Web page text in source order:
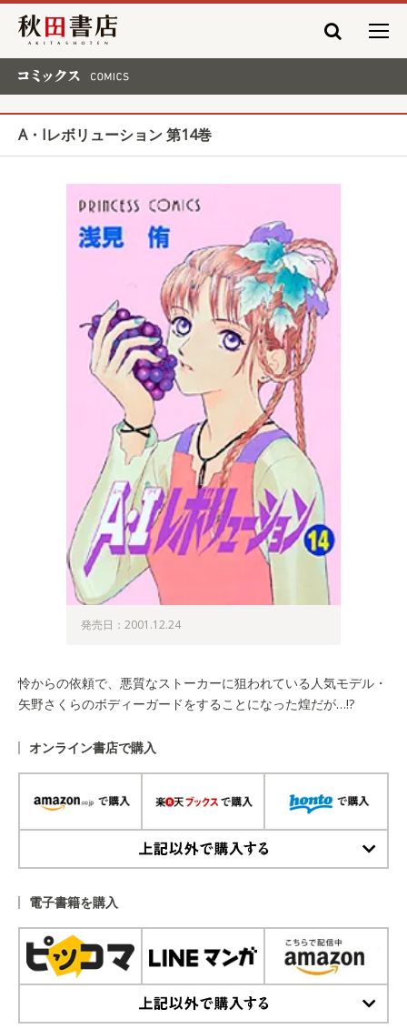
秋田書店
A・Iレボリューション 第14巻
発売日：2001.12.24
怜からの依頼で、悪質なストーカーに狙われている人気モデル・
矢野さくらのボディーガードをすることになった煌だが…!?
オンライン書店で購入
電子書籍を購入